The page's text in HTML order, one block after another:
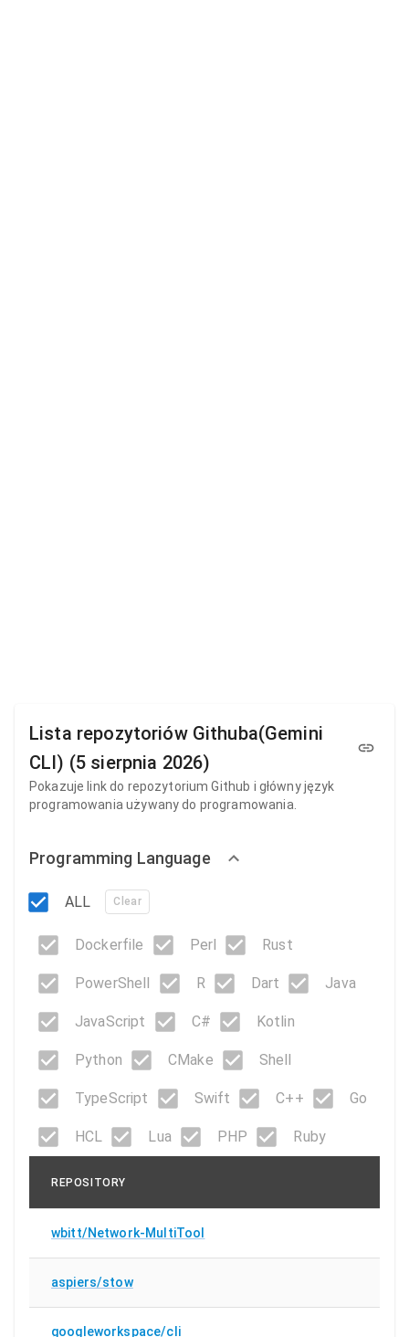
Lista repozytoriów Githuba(Gemini
CLI) (5 sierpnia 2026)
Pokazuje link do repozytorium Github i główny język
programowania używany do programowania.
Programming Language
ALL Clear
Dockerfile Perl Rust
PowerShell R Dart Java
JavaScript C# Kotlin
Python CMake Shell
TypeScript Swift C++ Go
HCL Lua PHP Ruby
REPOSITORY
wbitt/Network-MultiTool
aspiers/stow
googleworkspace/cli